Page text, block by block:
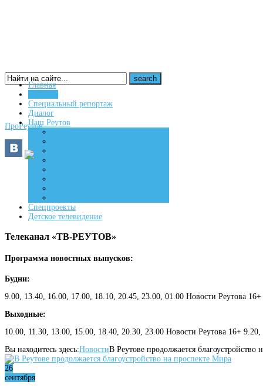
16+
ПроРеутов
Главная
Специальный репортаж
Диалог
Наш Реутов
Спецпроекты
Детское телевидение
Телеканал «ТВ-РЕУТОВ»
Программа новостных выпусков:
Будни:
9.00, 13.40, 16.00, 17.00, 18.10, 20.45, 23.00, 01.00 Новости Реутова
Выходные:
10.00, 11.30, 13.00, 15.00, 18.40, 20.30, 23.00 Новости Реутова 16+
Вы находитесь здесь:НовостиВ Реутове продолжается благоустройство
26
сентября